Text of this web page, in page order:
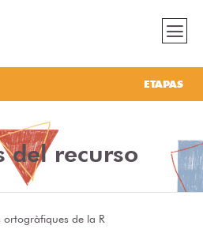
ETAPAS
del recurso
ortogràfiques de la R